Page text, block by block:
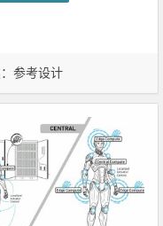
参考设计